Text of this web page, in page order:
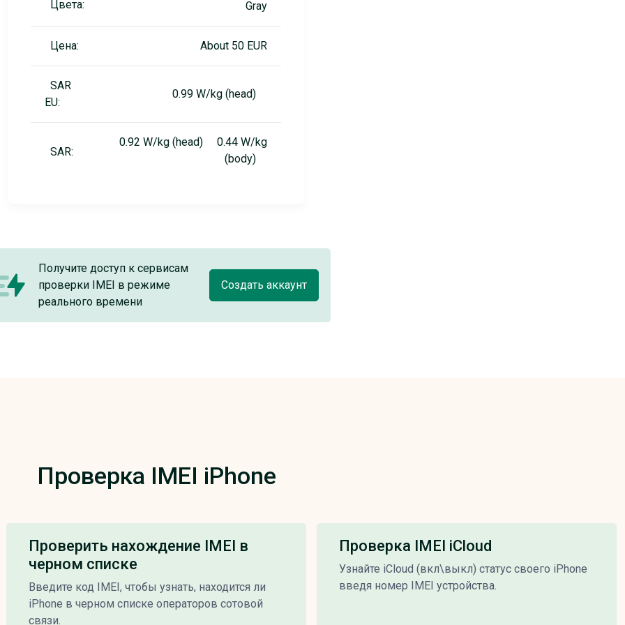
Цвета: Gray
Цена: About 50 EUR
SAR
EU:
0.99 W/kg (head)
SAR:
0.92 W/kg (head) 0.44 W/kg
(body)
Получите доступ к сервисам
проверки IMEI в режиме
реального времени
Создать аккаунт
Проверка IMEI iPhone
Проверить нахождение IMEI в
черном списке
Введите код IMEI, чтобы узнать, находится ли
iPhone в черном списке операторов сотовой
связи.
Проверка IMEI iCloud
Узнайте iCloud (вкл\выкл) статус своего iPhone
введя номер IMEI устройства.